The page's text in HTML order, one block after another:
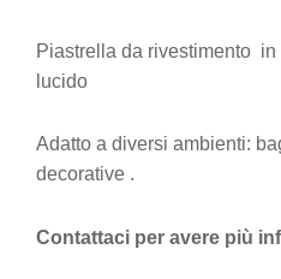
Piastrella da rivestimento
lucido
Adatto a diversi ambienti:
decorative .
Contattaci per avere più